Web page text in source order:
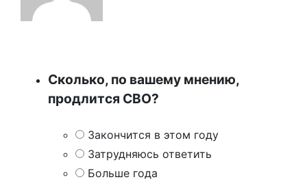
Сколько, по вашему мнению,
продлится СВО?
Закончится в этом году
Затрудняюсь ответить
Больше года